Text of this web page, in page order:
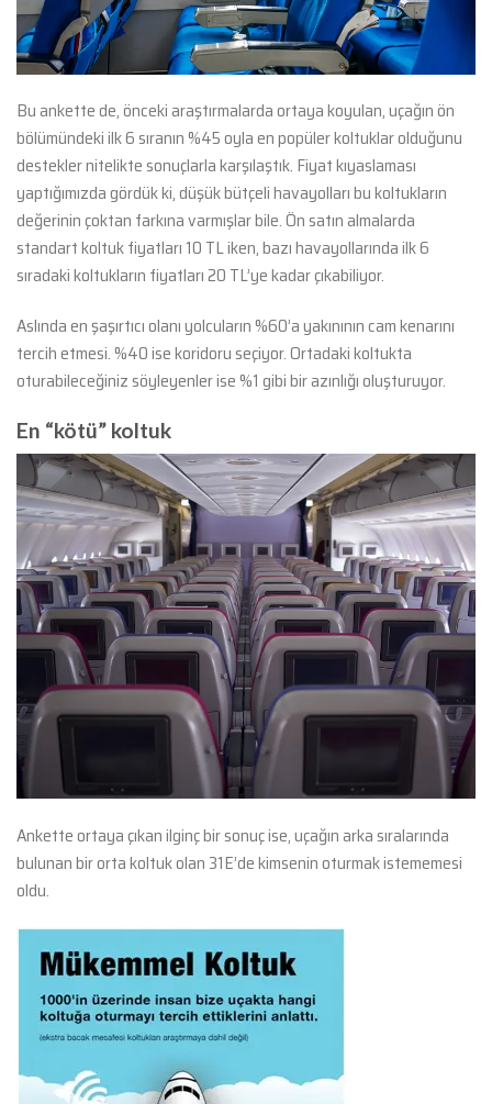
Bu ankette de, önceki araştırmalarda ortaya koyulan, uçağın ön
bölümündeki ilk 6 sıranın %45 oyla en popüler koltuklar olduğunu
destekler nitelikte sonuçlarla karşılaştık. Fiyat kıyaslaması
yaptığımızda gördük ki, düşük bütçeli havayolları bu koltukların
değerinin çoktan farkına varmışlar bile. Ön satın almalarda
standart koltuk fiyatları 10 TL iken, bazı havayollarında ilk 6
sıradaki koltukların fiyatları 20 TL’ye kadar çıkabiliyor.
Aslında en şaşırtıcı olanı yolcuların %60’a yakınının cam kenarını
tercih etmesi. %40 ise koridoru seçiyor. Ortadaki koltukta
oturabileceğiniz söyleyenler ise %1 gibi bir azınlığı oluşturuyor.
En “kötü” koltuk
Ankette ortaya çıkan ilginç bir sonuç ise, uçağın arka sıralarında
bulunan bir orta koltuk olan 31E’de kimsenin oturmak istememesi
oldu.